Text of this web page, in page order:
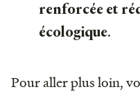
renforcée et
écologique.
Pour aller plus loin,